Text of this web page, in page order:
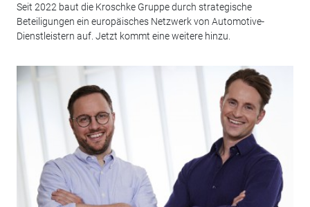
Seit 2022 baut die Kroschke Gruppe durch strategische
Beteiligungen ein europäisches Netzwerk von Automotive-
Dienstleistern auf. Jetzt kommt eine weitere hinzu.